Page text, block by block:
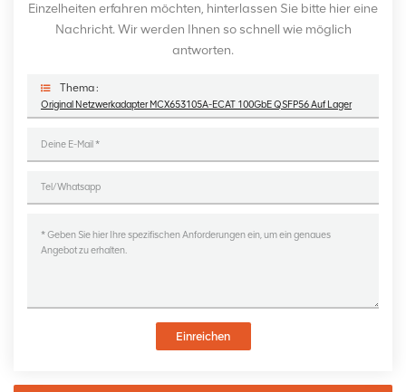
Einzelheiten erfahren möchten, hinterlassen Sie bitte hier eine
Nachricht. Wir werden Ihnen so schnell wie möglich
antworten.
Thema :
Original Netzwerkadapter MCX653105A-ECAT 100GbE QSFP56 Auf Lager
Einreichen